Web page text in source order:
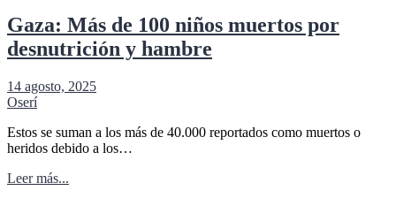
Gaza: Más de 100 niños muertos por
desnutrición y hambre
14 agosto, 2025
Oserí
Estos se suman a los más de 40.000 reportados como muertos o
heridos debido a los…
Leer más...